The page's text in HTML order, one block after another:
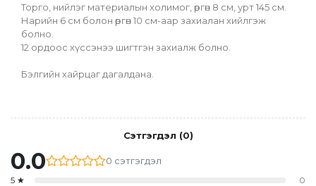
Торго, нийлэг материалын холимог, өргөн 8 см, урт 145 см.
Нарийн 6 см болон өргөн 10 см-аар захиалан хийлгэж
болно.
12 ордоос хүссэнээ шигтгэн захиалж болно.
Бэлгийн хайрцаг дагалдана.
Сэтгэгдэл (0)
0.0 0 сэтгэгдэл
5 ★
0